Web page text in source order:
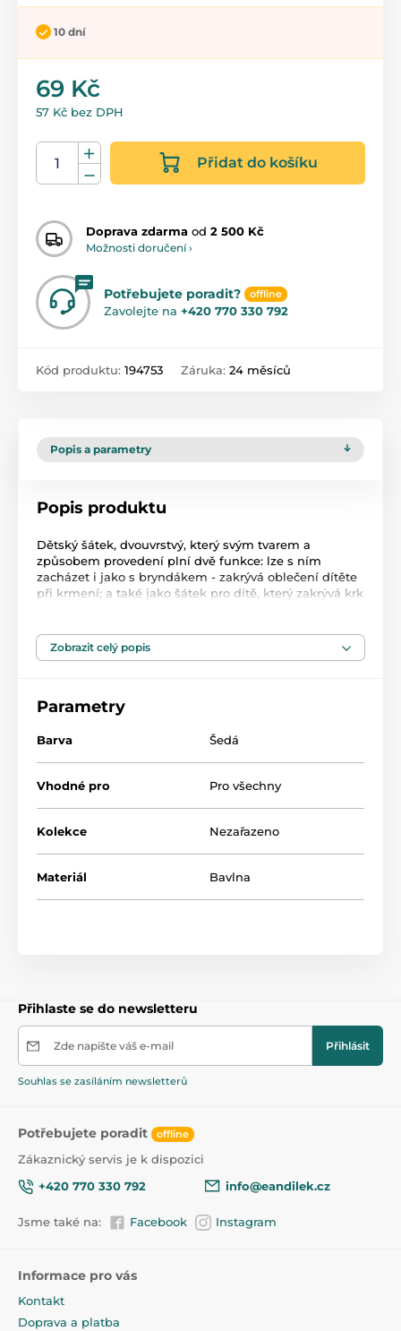
10 dní
69 Kč
57 Kč bez DPH
Přidat do košíku
Doprava zdarma od 2 500 Kč
Možnosti doručení ›
Potřebujete poradit? offline
Zavolejte na +420 770 330 792
Kód produktu: 194753 Záruka: 24 měsíců
Popis a parametry
Popis produktu
Dětský šátek, dvouvrstvý, který svým tvarem a
způsobem provedení plní dvě funkce: lze s ním
zacházet i jako s bryndákem - zakrývá oblečení dítěte
při krmení; a také jako šátek pro dítě, který zakrývá krk
takže jej využije jak kojenec, tak předškolák. Výrobek
je vyroben ze dvou vrstev materiálu - 100% bavlna,
Nastavitelné zapínání na druky
100% bavlna
Balení: 1 ks.
Zobrazit celý popis
Parametry
Barva Šedá
Vhodné pro Pro všechny
Kolekce Nezařazeno
Materiál Bavlna
Přihlaste se do newsletteru
Zde napište váš e-mail Přihlásit
Souhlas se zasíláním newsletterů
Potřebujete poradit offline
Zákaznický servis je k dispozici
+420 770 330 792
info@eandilek.cz
Jsme také na: Facebook Instagram
Informace pro vás
Kontakt
Doprava a platba